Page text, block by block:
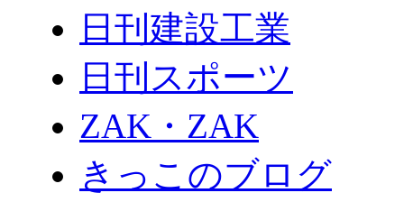
日刊建設工業
日刊スポーツ
ZAK・ZAK
きっこのブログ